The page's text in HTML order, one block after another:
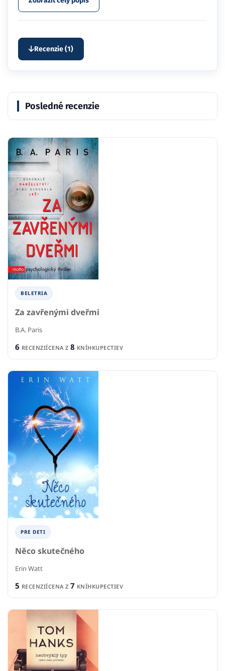
Recenzie (1)
Posledné recenzie
BELETRIA
Za zavřenými dveřmi
B.A. Paris
6 RECENZIÍCENA Z 8 KNÍHKUPECTIEV
PRE DETI
Něco skutečného
Erin Watt
5 RECENZIÍCENA Z 7 KNÍHKUPECTIEV